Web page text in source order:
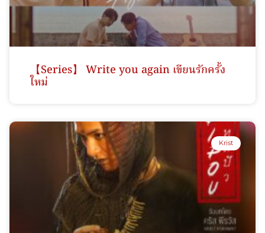
【Series】 Write you again เขียนรักครั้ง
ใหม่
Krist